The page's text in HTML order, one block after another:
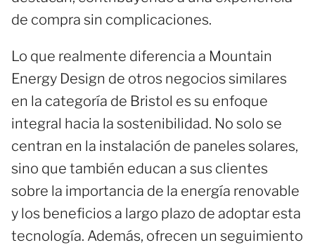
de compra sin complicaciones.
Lo que realmente diferencia a Mountain
Energy Design de otros negocios similares
en la categoría de Bristol es su enfoque
integral hacia la sostenibilidad. No solo se
centran en la instalación de paneles solares,
sino que también educan a sus clientes
sobre la importancia de la energía renovable
y los beneficios a largo plazo de adoptar esta
tecnología. Además, ofrecen un seguimiento